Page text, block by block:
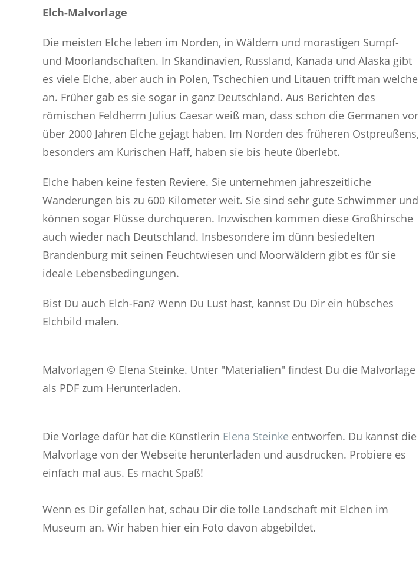
Elch-Malvorlage
Die meisten Elche leben im Norden, in Wäldern und morastigen Sumpf-
und Moorlandschaften. In Skandinavien, Russland, Kanada und Alaska gibt
es viele Elche, aber auch in Polen, Tschechien und Litauen trifft man welche
an. Früher gab es sie sogar in ganz Deutschland. Aus Berichten des
römischen Feldherrn Julius Caesar weiß man, dass schon die Germanen vor
über 2000 Jahren Elche gejagt haben. Im Norden des früheren Ostpreußens,
besonders am Kurischen Haff, haben sie bis heute überlebt.
Elche haben keine festen Reviere. Sie unternehmen jahreszeitliche
Wanderungen bis zu 600 Kilometer weit. Sie sind sehr gute Schwimmer und
können sogar Flüsse durchqueren. Inzwischen kommen diese Großhirsche
auch wieder nach Deutschland. Insbesondere im dünn besiedelten
Brandenburg mit seinen Feuchtwiesen und Moorwäldern gibt es für sie
ideale Lebensbedingungen.
Bist Du auch Elch-Fan? Wenn Du Lust hast, kannst Du Dir ein hübsches
Elchbild malen.
Malvorlagen © Elena Steinke. Unter "Materialien" findest Du die Malvorlage
als PDF zum Herunterladen.
Die Vorlage dafür hat die Künstlerin Elena Steinke entworfen. Du kannst die
Malvorlage von der Webseite herunterladen und ausdrucken. Probiere es
einfach mal aus. Es macht Spaß!
Wenn es Dir gefallen hat, schau Dir die tolle Landschaft mit Elchen im
Museum an. Wir haben hier ein Foto davon abgebildet.